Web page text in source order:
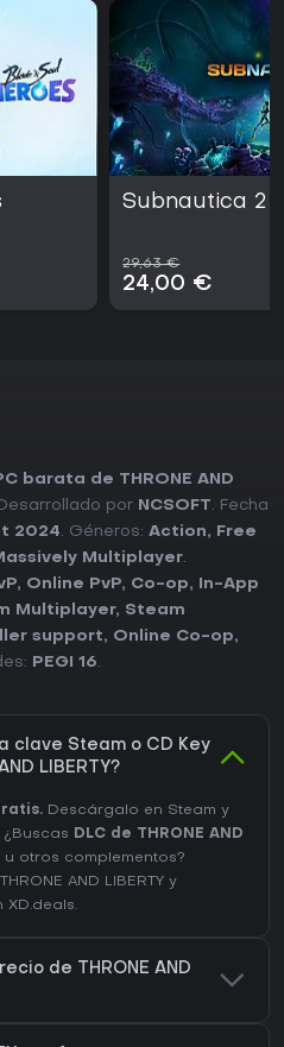
Subnautica 2
29,63 €
24,00 €
barata de THRONE AND
por NCSOFT. Fecha
2024. Géneros: Action,
Free
Multiplayer.
, Online PvP, Co-op,
In-App
Multiplayer, Steam
support, Online Co-op,
PEGI 16.
clave Steam o CD Key
LIBERTY?
Descárgalo en Steam y
DLC de THRONE AND
otros complementos?
AND LIBERTY y
de THRONE AND